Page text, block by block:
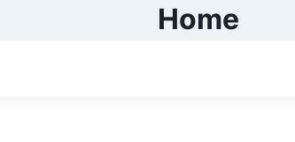
Home